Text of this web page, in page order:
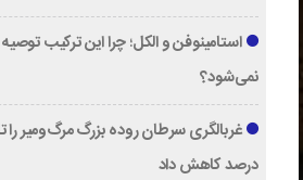
استامینوفن و الکل؛ چرا این ترکیب توصیه
نمی‌شود؟
درصد کاهش داد